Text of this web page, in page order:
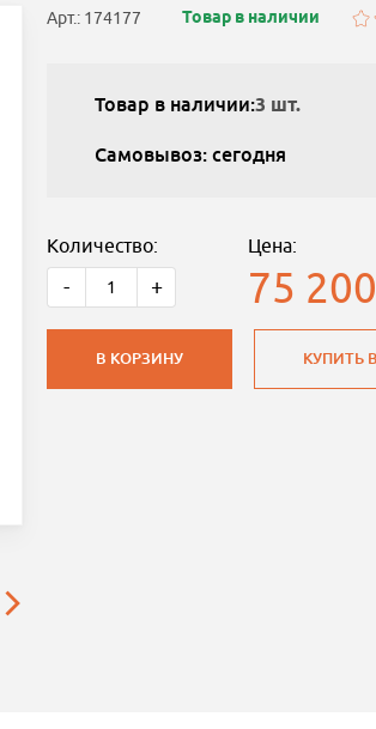
Арт.: 174177 Товар в наличии
Товар в наличии:3 шт.
Самовывоз: сегодня
Количество:
- +
Цена:
75
В КОРЗИНУ КУПИТЬ